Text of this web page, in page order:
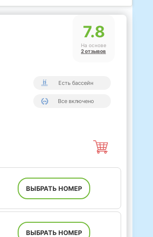
7.8
На основе
2 отзывов
Есть бассейн
Все включено
ВЫБРАТЬ НОМЕР
ВЫБРАТЬ НОМЕР